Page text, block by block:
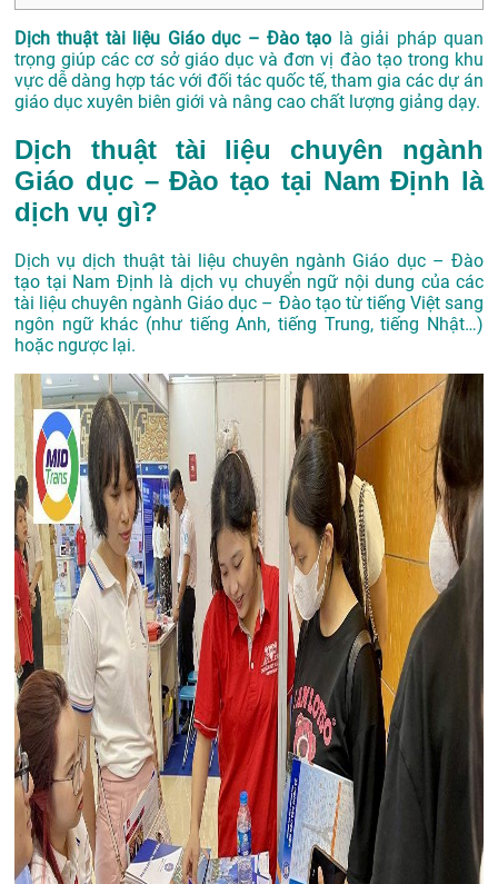
Dịch thuật tài liệu Giáo dục – Đào tạo là giải pháp quan
trọng giúp các cơ sở giáo dục và đơn vị đào tạo trong khu
vực dễ dàng hợp tác với đối tác quốc tế, tham gia các dự án
giáo dục xuyên biên giới và nâng cao chất lượng giảng dạy.
Dịch thuật tài liệu chuyên ngành
Giáo dục – Đào tạo tại Nam Định là
dịch vụ gì?
Dịch vụ dịch thuật tài liệu chuyên ngành Giáo dục – Đào
tạo tại Nam Định là dịch vụ chuyển ngữ nội dung của các
tài liệu chuyên ngành Giáo dục – Đào tạo từ tiếng Việt sang
ngôn ngữ khác (như tiếng Anh, tiếng Trung, tiếng Nhật…)
hoặc ngược lại.